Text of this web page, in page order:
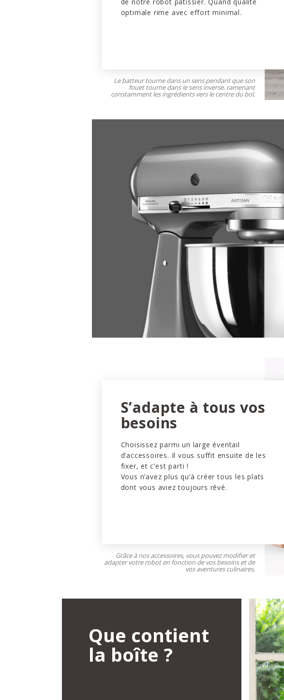
optimale rime avec effort minimal.
Le batteur tourne dans un sens pendant que son
fouet tourne dans le sens inverse, ramenant
constamment les ingrédients vers le centre du bol.
S’adapte à tous vos
besoins
Choisissez parmi un large éventail
d’accessoires. Il vous suffit ensuite de les
fixer, et c’est parti !
Vous n’avez plus qu’à créer tous les plats
dont vous aviez toujours rêvé.
Grâce à nos accessoires, vous pouvez modifier et
adapter votre robot en fonction de vos besoins et de
vos aventures culinaires.
Que contient
la boîte ?